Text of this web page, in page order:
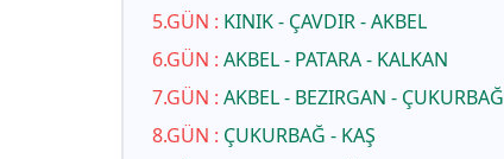
5.GÜN : KINIK - ÇAVDIR - AKBEL
6.GÜN : AKBEL - PATARA - KALKAN
7.GÜN : AKBEL - BEZIRGAN - ÇUKURBAĞ
8.GÜN : ÇUKURBAĞ - KAŞ